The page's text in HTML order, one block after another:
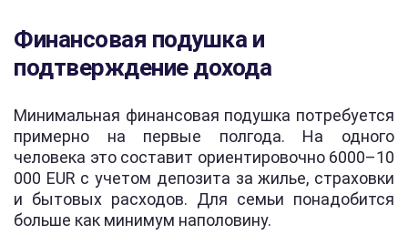
Финансовая подушка и
подтверждение дохода
Минимальная финансовая подушка потребуется
примерно на первые полгода. На одного
человека это составит ориентировочно 6000–10
000 EUR с учетом депозита за жилье, страховки
и бытовых расходов. Для семьи понадобится
больше как минимум наполовину.